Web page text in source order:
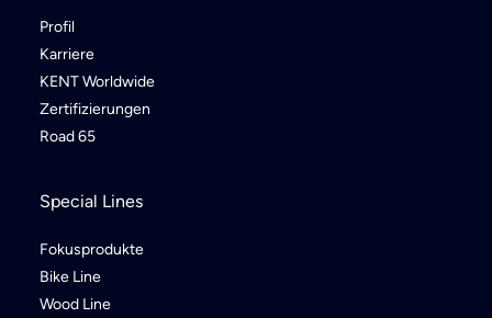
Profil
Karriere
KENT Worldwide
Zertifizierungen
Road 65
Special Lines
Fokusprodukte
Bike Line
Wood Line